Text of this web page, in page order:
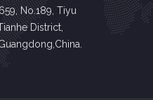
No.189, Tiyu
District,